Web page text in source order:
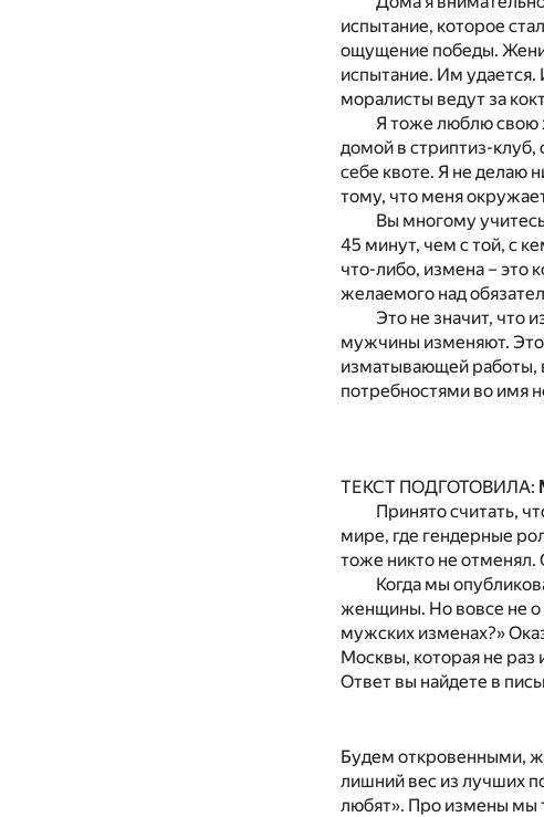
испытание, которое
ощущение победы.
испытание. Им
моралисты ведут за
Я тоже люблю свою
домой в стриптиз-клуб,
себе квоте. Я не делаю
тому, что меня
Вы многому
45 минут, чем с той, с
что-либо, измена – это
желаемого над
Это не значит, что
мужчины изменяют. Это
изматывающей работы,
потребностями во имя
ТЕКСТ ПОДГОТОВИЛА:
Принято считать,
мире, где гендерные
тоже никто не
Когда мы
женщины. Но вовсе не о
мужских изменах?»
Москвы, которая не
Ответ вы найдете в
Будем откровенными,
лишний вес из лучших
любят». Про измены мы